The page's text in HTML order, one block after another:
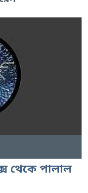
থেকে পালাল